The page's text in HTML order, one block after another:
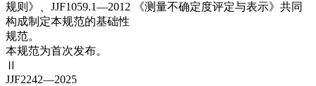
规则》、JJF1059.1—2012 《测量不确定度评定与表示》共同
构成制定本规范的基础性
规范。
本规范为首次发布。
Ⅱ
JJF2242—2025